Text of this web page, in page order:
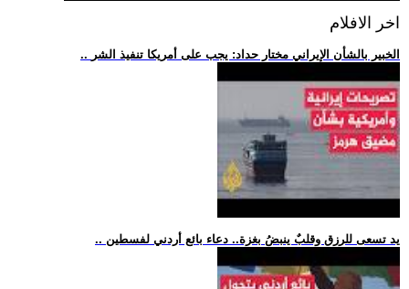
اخر الافلام
.. الخبير بالشأن الإيراني مختار حداد: يجب على أمريكا تنفيذ الشر
.. يد تسعى للرزق وقلبٌ ينبضُ بغزة.. دعاء بائع أردني لفسطين